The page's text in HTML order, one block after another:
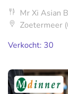
Mr Xi Asian
Zoetermeer
Verkocht: 30